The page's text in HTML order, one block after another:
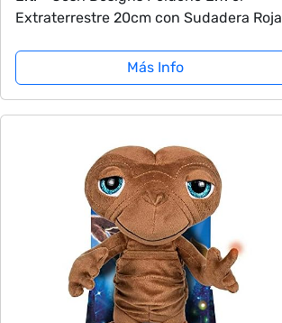
Extraterrestre 20cm con Sudadera Roja
Más Info